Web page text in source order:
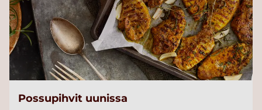
Possupihvit uunissa